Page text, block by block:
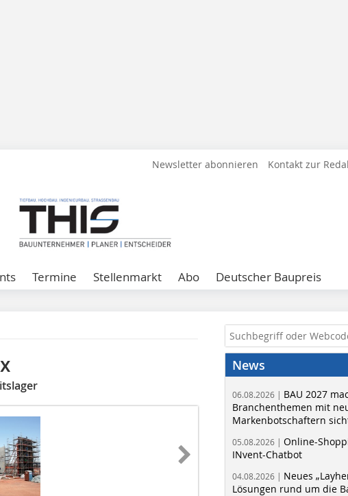
Newsletter abonnieren Kontakt zur
Termine Stellenmarkt Abo Deutscher Baupreis
News
06.08.2026 | BAU 2027
Branchenthemen mit
Markenbotschaftern
05.08.2026 | Online-
INvent-Chatbot
04.08.2026 | Neues
Lösungen rund um die